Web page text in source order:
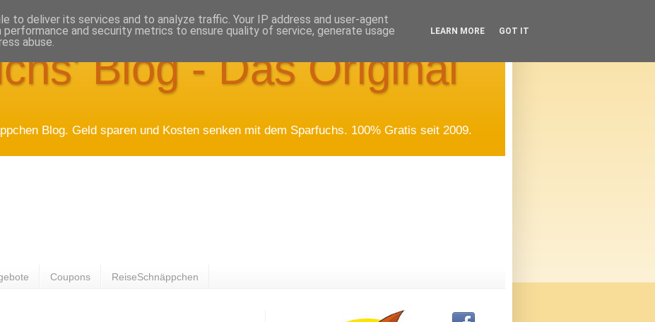
Blog - Das Original
Blog. Geld sparen und Kosten senken mit dem Sparfuchs. 100% Gratis seit 2009.
Coupons ReiseSchnäppchen
to deliver its services and to analyze traffic. Your IP address and user-agent
performance and security metrics to ensure quality of service, generate usage
abuse.
LEARN MORE GOT IT